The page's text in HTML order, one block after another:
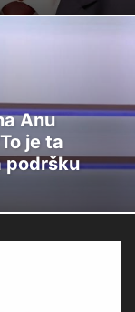
Anu
je ta
podršku